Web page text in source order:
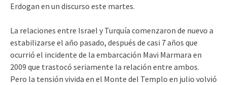
Erdogan en un discurso este martes.
La relaciones entre Israel y Turquía comenzaron de nuevo a
estabilizarse el año pasado, después de casi 7 años que
ocurrió el incidente de la embarcación Mavi Marmara en
2009 que trastocó seriamente la relación entre ambos.
Pero la tensión vivida en el Monte del Templo en julio volvió